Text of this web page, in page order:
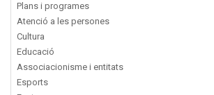
Plans i programes
Atenció a les persones
Cultura
Educació
Associacionisme i entitats
Esports